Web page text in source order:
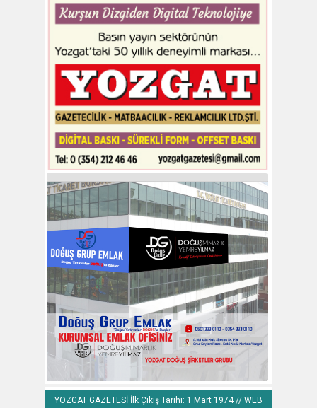
YOZGAT GAZETESİ İlk Çıkış Tarihi: 1 Mart 1974 // WEB